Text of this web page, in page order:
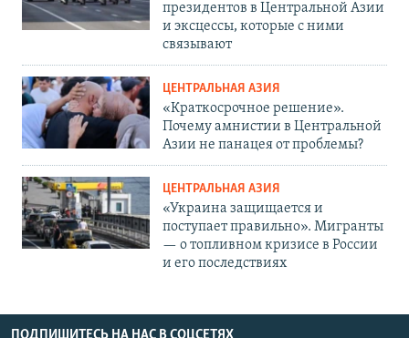
президентов в Центральной Азии
и эксцессы, которые с ними
связывают
ЦЕНТРАЛЬНАЯ АЗИЯ
«Краткосрочное решение».
Почему амнистии в Центральной
Азии не панацея от проблемы?
ЦЕНТРАЛЬНАЯ АЗИЯ
«Украина защищается и
поступает правильно». Мигранты
— о топливном кризисе в России
и его последствиях